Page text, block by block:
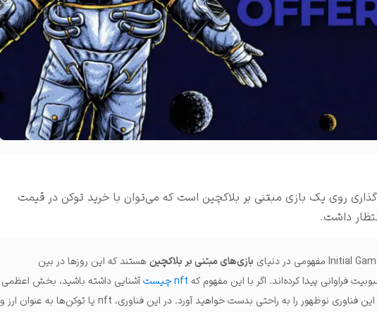
گذاری روی یک بازی مبتنی بر بلاکچین است که می‌توان با خرید توکن در قیمت
داشت.
بازی‌های مبتنی بر بلاکچینهستند که این روزها در بین
فراوانی پیدا کرده‌اند. اگر با این مفهوم که nft چیست
آشنایی داشته باشید، بخش اعظمی
از اطلاعات مورد نیاز درخصوص این فناوری نوظهور را به راحتی بدست خواهید آورد. در این فناوری، nft یا توکن‌ها به عنوان ارز و